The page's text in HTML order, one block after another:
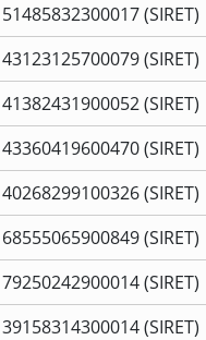
51485832300017 (SIRET)
43123125700079 (SIRET)
41382431900052 (SIRET)
43360419600470 (SIRET)
40268299100326 (SIRET)
68555065900849 (SIRET)
79250242900014 (SIRET)
39158314300014 (SIRET)